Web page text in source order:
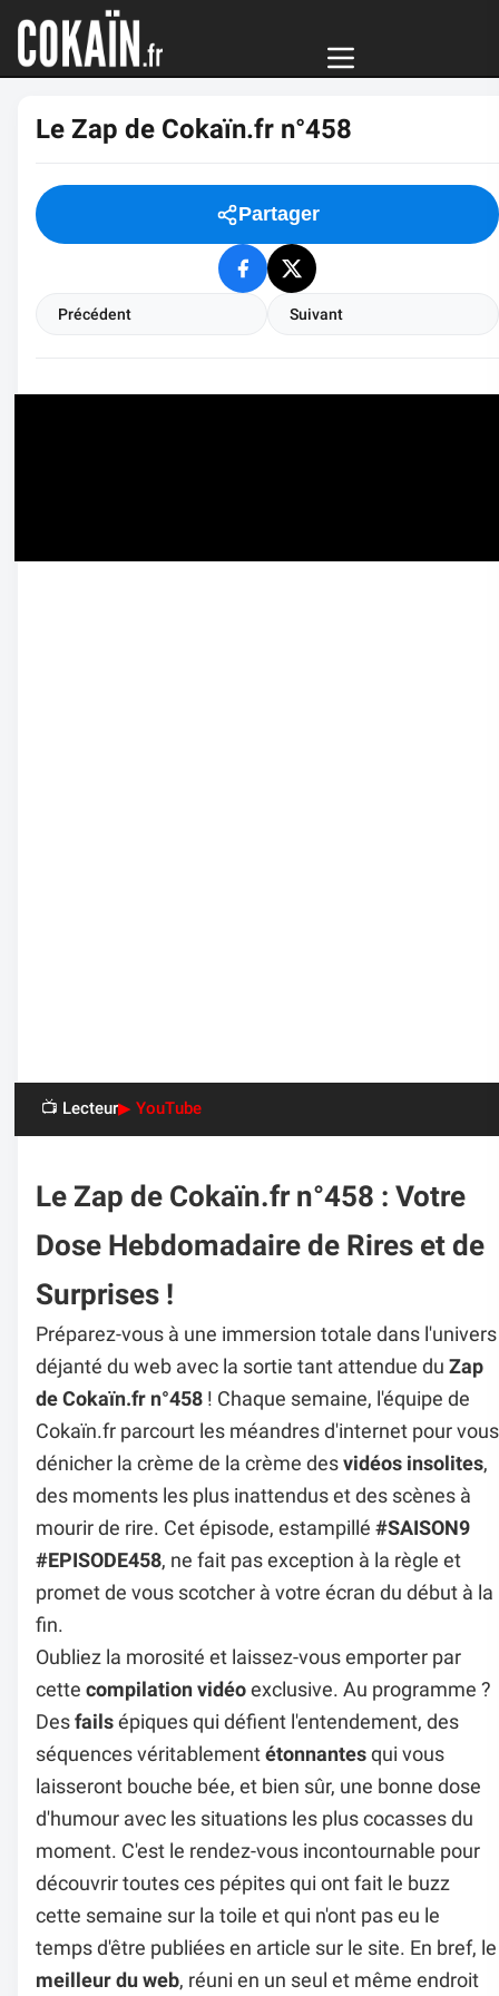
Le Zap de Cokaïn.fr n°458
Partager
Précédent Suivant
📺 Lecteur▶ YouTube
Le Zap de Cokaïn.fr n°458 : Votre
Dose Hebdomadaire de Rires et de
Surprises !
Préparez-vous à une immersion totale dans l'univers
déjanté du web avec la sortie tant attendue du Zap
de Cokaïn.fr n°458 ! Chaque semaine, l'équipe de
Cokaïn.fr parcourt les méandres d'internet pour vous
dénicher la crème de la crème des vidéos insolites,
des moments les plus inattendus et des scènes à
mourir de rire. Cet épisode, estampillé #SAISON9
#EPISODE458, ne fait pas exception à la règle et
promet de vous scotcher à votre écran du début à la
fin.
Oubliez la morosité et laissez-vous emporter par
cette compilation vidéo exclusive. Au programme ?
Des fails épiques qui défient l'entendement, des
séquences véritablement étonnantes qui vous
laisseront bouche bée, et bien sûr, une bonne dose
d'humour avec les situations les plus cocasses du
moment. C'est le rendez-vous incontournable pour
découvrir toutes ces pépites qui ont fait le buzz
cette semaine sur la toile et qui n'ont pas eu le
temps d'être publiées en article sur le site. En bref, le
meilleur du web, réuni en un seul et même endroit